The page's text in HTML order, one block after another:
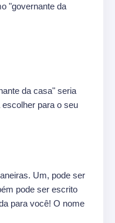
"governante da
da casa" seria
para o seu
Um, pode ser
pode ser escrito
para você! O nome